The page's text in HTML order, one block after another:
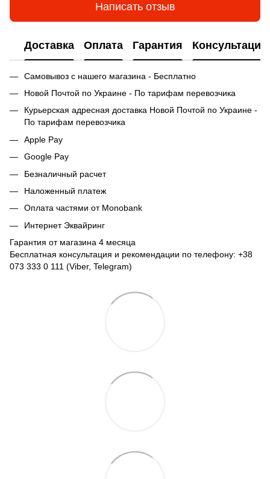
Написать отзыв
Доставка Оплата Гарантия Консультация
Самовывоз с нашего магазина - Бесплатно
Новой Почтой по Украине - По тарифам перевозчика
Курьерская адресная доставка Новой Почтой по Украине -
По тарифам перевозчика
Apple Pay
Google Pay
Безналичный расчет
Наложенный платеж
Оплата частями от Monobank
Интернет Эквайринг
Гарантия от магазина 4 месяца
Бесплатная консультация и рекомендации по телефону: +38
073 333 0 111 (Viber, Telegram)